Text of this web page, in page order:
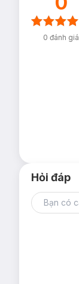
0 đánh giá
Hỏi đáp